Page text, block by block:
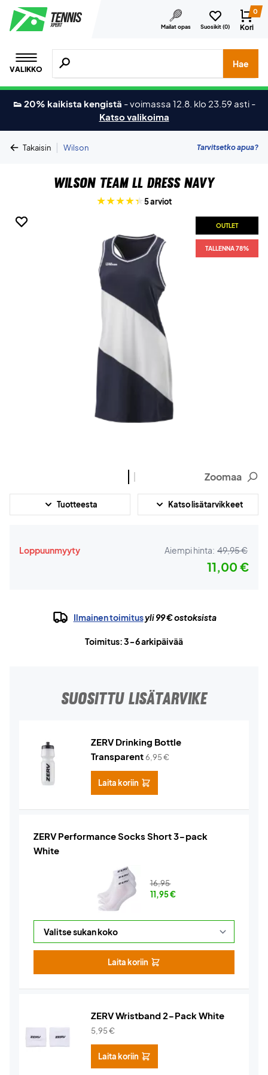
Mailat opas Suosikit (0)
0
Kori
VALIKKO
Hae tuotteita, merkkejä jne.
Hae
👟 20% kaikista kengistä -voimassa 12.8. klo 23.59 asti -
Katso valikoima
Takaisin | Wilson Tarvitsetko apua?
Wilson Team ll Dress Navy
5 arviot
OUTLET
TALLENNA 78%
OUTLET
TALLENNA 78%
Zoomaa
Tuotteesta Katso lisätarvikkeet
Loppuunmyyty Aiempi hinta: 49,95 €
11,00 €
Ilmainen toimitusyli 99 € ostoksista
Toimitus: 3-6 arkipäivää
SUOSITTU LISÄTARVIKE
ZERV Drinking Bottle
Transparent6,95€
Laita koriin
ZERV Performance Socks Short 3-pack
White
16,95
11,95€
Laita koriin
ZERV Wristband 2-Pack White
5,95€
Laita koriin